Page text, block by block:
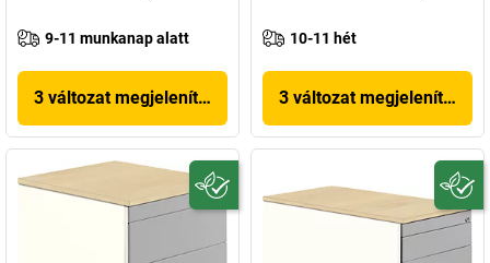
9-11 munkanap alatt
3 változat megjelenítése
10-11 hét
3 változat megjelenítése